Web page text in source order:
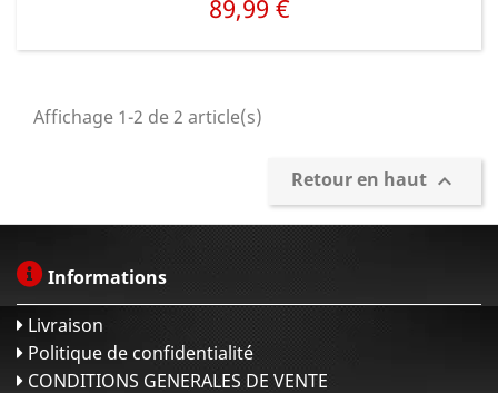
Prix
89,99 €
Affichage 1-2 de 2 article(s)
Retour en haut 
Informations
Livraison
Politique de confidentialité
CONDITIONS GENERALES DE VENTE